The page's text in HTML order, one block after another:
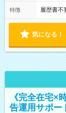
特徴 履歴書不
気になる！
《完全在宅×
告運用サポー